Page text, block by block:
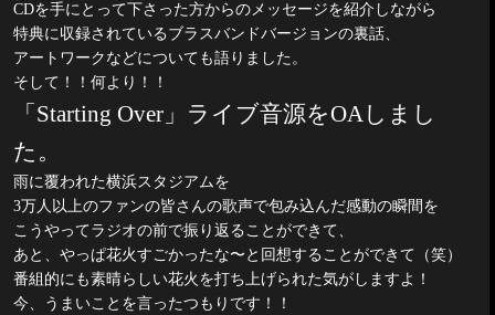
CDを手にとって下さった方からのメッセージを紹介しながら
特典に収録されているブラスバンドバージョンの裏話、
アートワークなどについても語りました。
そして！！何より！！
「 Starting Over 」ライブ音源をOAしまし
た。
雨に覆われた横浜スタジアムを
3万人以上のファンの皆さんの歌声で包み込んだ感動の瞬間を
こうやってラジオの前で振り返ることができて、
あと、やっぱ花火すごかったな〜と回想することができて（笑）
番組的にも素晴らしい花火を打ち上げられた気がしますよ！
今、うまいことを言ったつもりです！！